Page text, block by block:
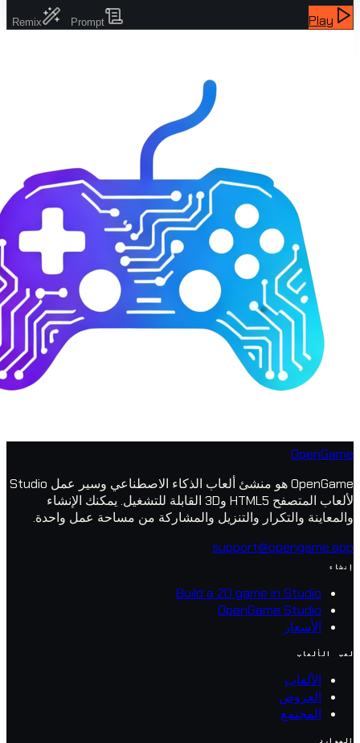
Remix
OpenGame هو منشئ ألعاب الذكاء الاصطناعي وسير عمل Studio
لألعاب المتصفح HTML5 و3D القابلة للتشغيل. يمكنك الإنشاء
والتكرار والتنزيل والمشاركة من مساحة عمل واحدة.
Build a 2D game in
OpenGame